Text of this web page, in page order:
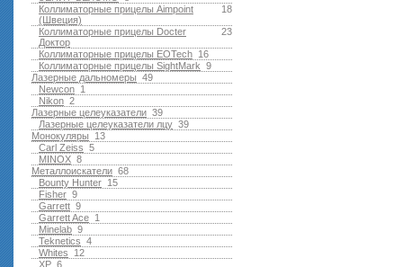
18
Коллиматорные прицелы Aimpoint
(Швеция)
23
Коллиматорные прицелы Docter
Доктор
16
Коллиматорные прицелы EOTech
9
Коллиматорные прицелы SightMark
49
Лазерные дальномеры
1
Newcon
2
Nikon
39
Лазерные целеуказатели
39
Лазерные целеуказатели лцу
13
Монокуляры
5
Carl Zeiss
8
MINOX
68
Металлоискатели
15
Bounty Hunter
9
Fisher
9
Garrett
1
Garrett Ace
9
Minelab
4
Teknetics
12
Whites
6
XP